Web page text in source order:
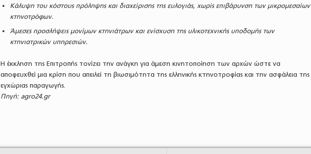
Κάλυψη του κόστους πρόληψης και διαχείρισης της ευλογιάς, χωρίς επιβάρυνση των μικρομεσαίων
κτηνοτρόφων.
Άμεσες προσλήψεις μονίμων κτηνιάτρων και ενίσχυση της υλικοτεχνικής υποδομής των
κτηνιατρικών υπηρεσιών.
Η έκκληση της Επιτροπής τονίζει την ανάγκη για άμεση κινητοποίηση των αρχών ώστε να
αποφευχθεί μια κρίση που απειλεί τη βιωσιμότητα της ελληνικής κτηνοτροφίας και την ασφάλεια της
εγχώριας παραγωγής.
Πηγή: agro24.gr